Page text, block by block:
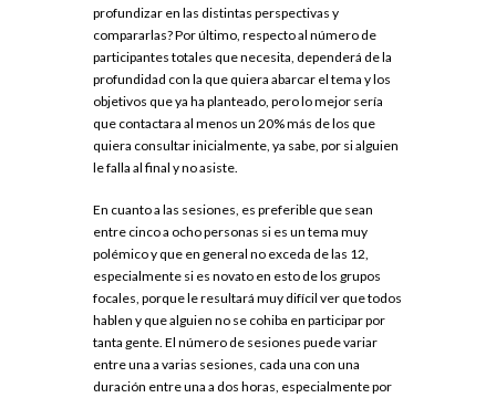
profundizar en las distintas perspectivas y
compararlas? Por último, respecto al número de
participantes totales que necesita, dependerá de la
profundidad con la que quiera abarcar el tema y los
objetivos que ya ha planteado, pero lo mejor sería
que contactara al menos un 20% más de los que
quiera consultar inicialmente, ya sabe, por si alguien
le falla al final y no asiste.
En cuanto a las sesiones, es preferible que sean
entre cinco a ocho personas si es un tema muy
polémico y que en general no exceda de las 12,
especialmente si es novato en esto de los grupos
focales, porque le resultará muy difícil ver que todos
hablen y que alguien no se cohiba en participar por
tanta gente. El número de sesiones puede variar
entre una a varias sesiones, cada una con una
duración entre una a dos horas, especialmente por